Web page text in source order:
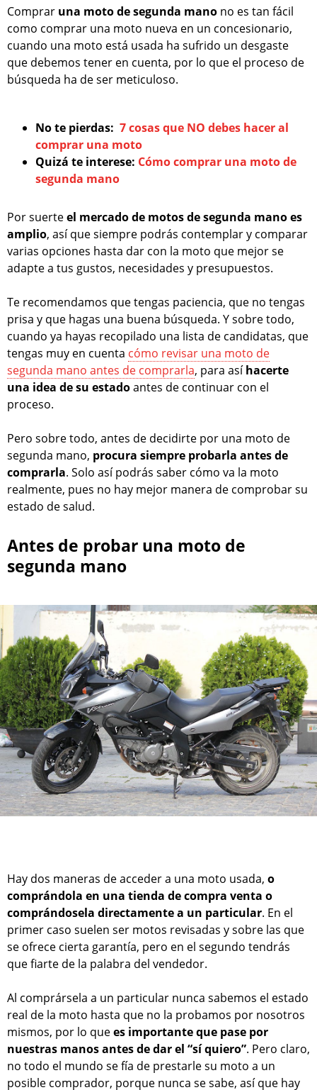
Comprar una moto de segunda mano no es tan fácil
como comprar una moto nueva en un concesionario,
cuando una moto está usada ha sufrido un desgaste
que debemos tener en cuenta, por lo que el proceso de
búsqueda ha de ser meticuloso.
No te pierdas: 7 cosas que NO debes hacer al
comprar una moto
Quizá te interese: Cómo comprar una moto de
segunda mano
Por suerteel mercado de motos de segunda mano es
amplio, así que siempre podrás contemplar y comparar
varias opciones hasta dar con la moto que mejor se
adapte a tus gustos, necesidades y presupuestos.
Te recomendamos que tengas paciencia, que no tengas
prisa y que hagas una buena búsqueda. Y sobre todo,
cuando ya hayas recopilado una lista de candidatas, que
tengas muy en cuenta cómo revisar una moto de
segunda mano antes de comprarla, para asíhacerte
una idea de su estadoantes de continuar con el
proceso.
Pero sobre todo, antes de decidirte por una moto de
segunda mano, procura siempre probarla antes de
comprarla. Solo así podrás saber cómo va la moto
realmente, pues no hay mejor manera de comprobar su
estado de salud.
Antes de probar una moto de
segunda mano
Hay dos maneras de acceder a una moto usada, o
comprándola en una tienda de compra venta o
comprándosela directamente a un particular. En el
primer caso suelen ser motos revisadas y sobre las que
se ofrece cierta garantía, pero en el segundo tendrás
que fiarte de la palabra del vendedor.
Al comprársela a un particular nunca sabemos el estado
real de la moto hasta que no la probamos por nosotros
mismos, por lo quees importante que pase por
nuestras manos antes de dar el “sí quiero”. Pero claro,
no todo el mundo se fía de prestarle su moto a un
posible comprador, porque nunca se sabe, así que hay